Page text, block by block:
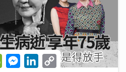
W
e
M
e
L
C
o